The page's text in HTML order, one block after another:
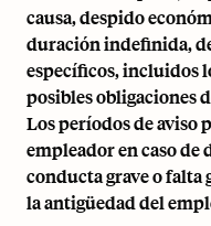
causa, despido
duración indefinida,
específicos, incluidos
posibles obligaciones
Los períodos de aviso
empleador en caso de
conducta grave o falta
la antigüedad del